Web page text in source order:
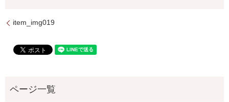
item_img019